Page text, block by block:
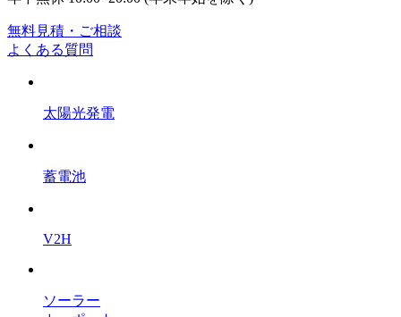
無料見積・ご相談
よくある質問
太陽光発電
蓄電池
V2H
ソーラー